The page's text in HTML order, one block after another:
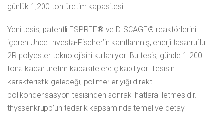
günlük 1,200 ton üretim kapasitesi
Yeni tesis, patentli ESPREE® ve DISCAGE® reaktörlerini
içeren Uhde Investa-Fischer’in kanıtlanmış, enerji tasarruflu
2R polyester teknolojisini kullanıyor. Bu tesis, günde 1.200
tona kadar üretim kapasitelere çıkabiliyor. Tesisin
karakteristik geleceği, polimer eriyiği direkt
polikondensasyon tesisinden sonraki hatlara iletmesidir.
thyssenkrupp’un tedarik kapsamında temel ve detay